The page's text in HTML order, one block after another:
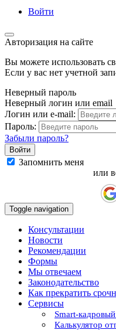
Войти
Авторизация на сайте
Вы можете использовать
Если у вас нет учетной
Неверный пароль
Неверный логин или email
Логин или e-mail:
Пароль:
Забыли пароль?
Запомнить меня
или
Toggle navigation
Консультации
Новости
Рекомендации
Формы
Мы отвечаем
Законодательство
Как прекратить
Сервисы
Smart-
Калькулятор